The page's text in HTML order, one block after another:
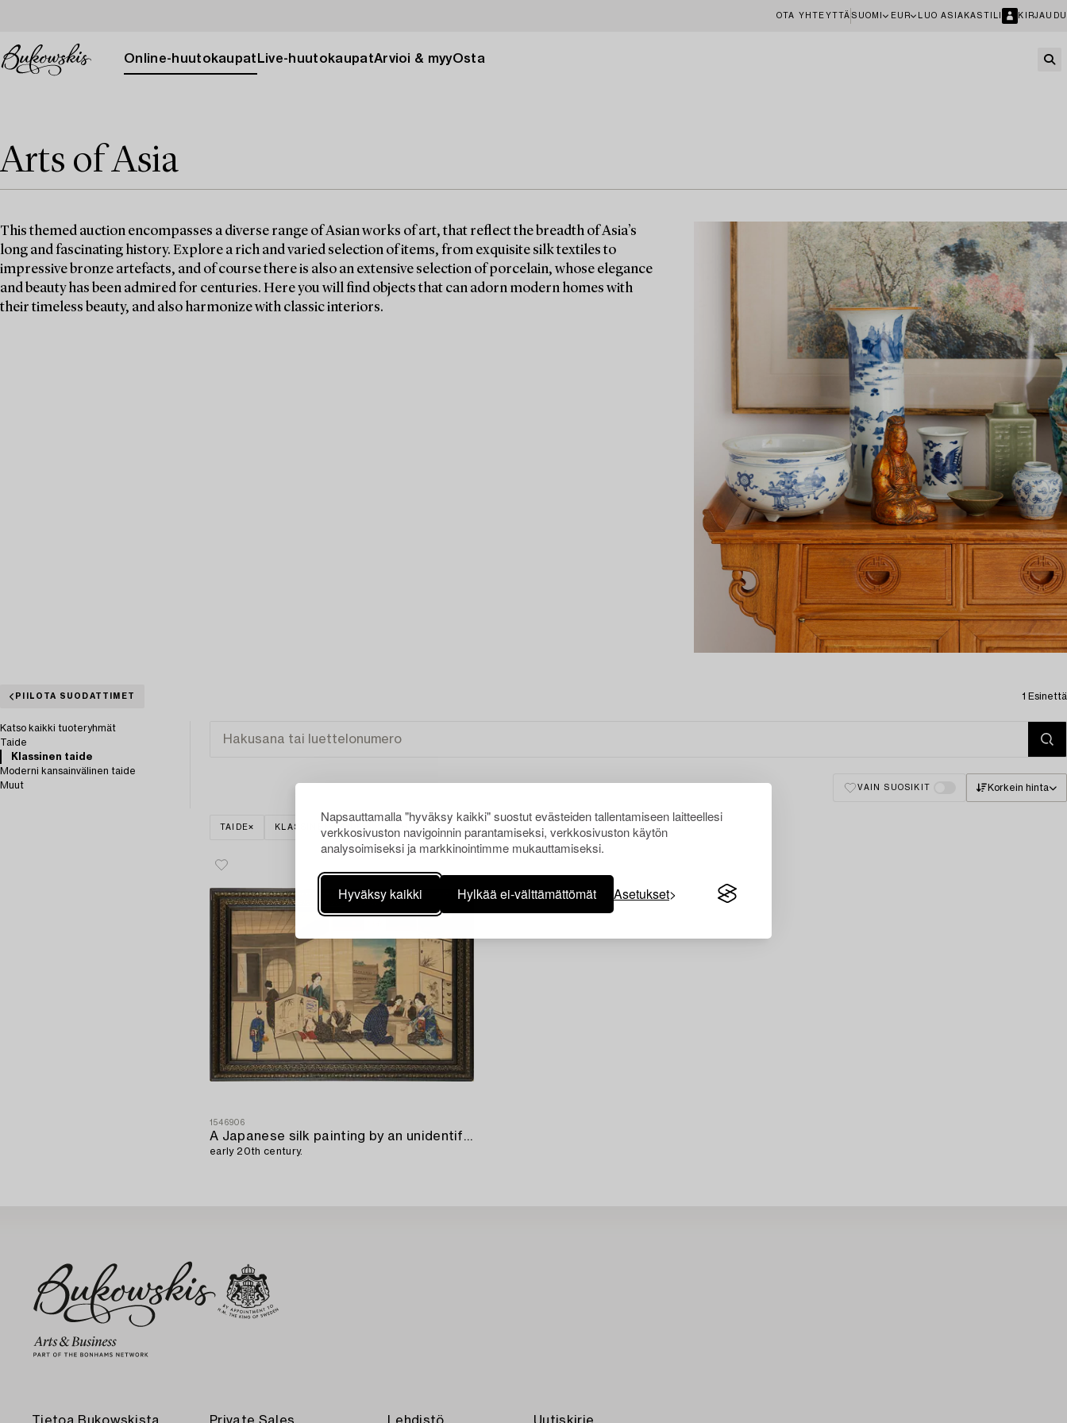
Napsauttamalla "hyväksy kaikki" suostut evästeiden tallentamiseen laitteellesi
verkkosivuston navigoinnin parantamiseksi, verkkosivuston käytön
analysoimiseksi ja markkinointimme mukauttamiseksi.
Hyväksy kaikki Hylkää ei-välttämättömät Asetukset
OTA YHTEYTTÄ SUOMI EUR LUO ASIAKASTILI KIRJAUDU
Online-huutokaupat Live-huutokaupatArvioi & myyOsta
Arts of Asia
This themed auction encompasses a diverse range of Asian works of art, that reflect the breadth of Asia’s
long and fascinating history. Explore a rich and varied selection of items, from exquisite silk textiles to
impressive bronze artefacts, and of course there is also an extensive selection of porcelain, whose elegance
and beauty has been admired for centuries. Here you will find objects that can adorn modern homes with
their timeless beauty, and also harmonize with classic interiors.
PIILOTA SUODATTIMET 1 Esinettä
Katso kaikki tuoteryhmät
Taide
Klassinen taide
Moderni kansainvälinen taide
Muut
VAIN SUOSIKIT Korkein hinta
TAIDE KLASSINEN TAIDE TYHJENNÄ KAIKKI
1546906
A Japanese silk painting by an unidentified master,
early 20th century.